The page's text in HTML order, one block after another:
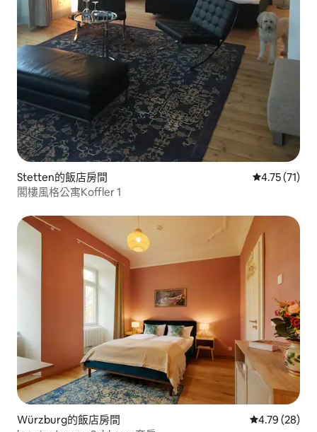
Stetten的飯店房間 從 71 則評價
4.75 (71)
閣樓風格公寓Koffler 1
Würzburg的飯店房間 從 28 則評價
4.79 (28)